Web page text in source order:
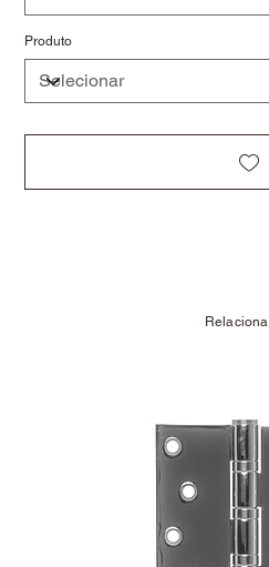
Produto